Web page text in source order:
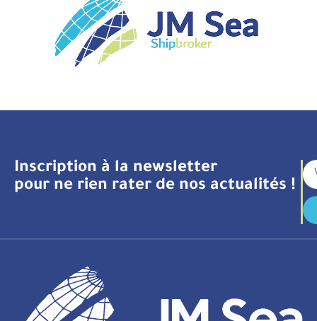
Inscription à la newsletter
pour ne rien rater de nos actualités !